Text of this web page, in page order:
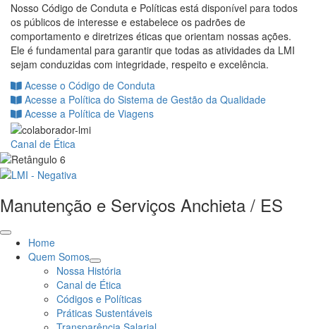
Nosso Código de Conduta e Políticas está disponível para todos
os públicos de interesse e estabelece os padrões de
comportamento e diretrizes éticas que orientam nossas ações.
Ele é fundamental para garantir que todas as atividades da LMI
sejam conduzidas com integridade, respeito e excelência.
Acesse o Código de Conduta
Acesse a Política do Sistema de Gestão da Qualidade
Acesse a Política de Viagens
Canal de Ética
Manutenção e Serviços Anchieta / ES
Home
Quem Somos
Nossa História
Canal de Ética
Códigos e Políticas
Práticas Sustentáveis